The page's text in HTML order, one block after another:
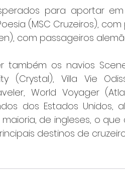
para aportar
(MSC Cruzeiros),
com passageiros
os navios Scene
(Crystal), Villa Vie
World Voyager
dos Estados Unidos,
de ingleses, o
destinos de